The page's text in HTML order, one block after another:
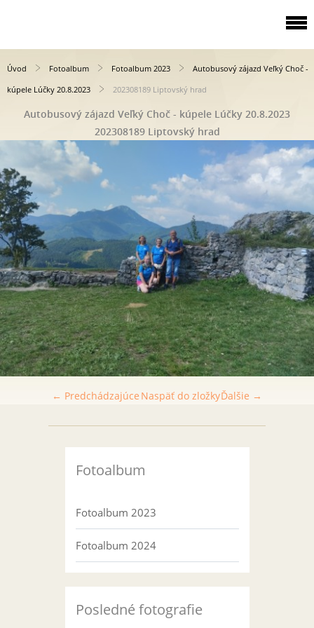
Úvod Fotoalbum Fotoalbum 2023
Autobusový zájazd Veľký Choč -
kúpele Lúčky 20.8.2023
202308189 Liptovský hrad
Autobusový zájazd Veľký Choč - kúpele Lúčky 20.8.2023
202308189 Liptovský hrad
← Predchádzajúce Ďalšie →
Naspäť do zložky
Fotoalbum
Fotoalbum 2023
Fotoalbum 2024
Posledné fotografie